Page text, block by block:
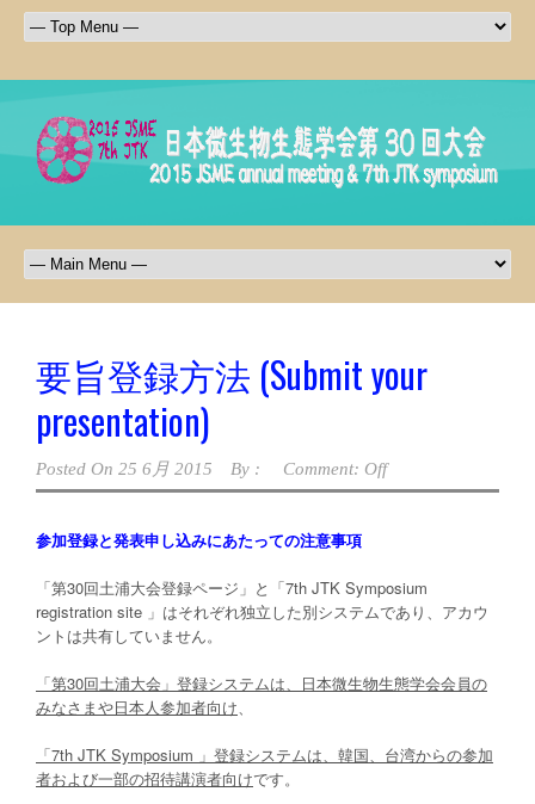
要旨登録方法 (Submit your
presentation)
Posted On 25 6月 2015 By : Comment: Off
参加登録と発表申し込みにあたっての注意事項
「第30回土浦大会登録ページ」と「7th JTK Symposium
registration site 」はそれぞれ独立した別システムであり、アカウ
ントは共有していません。
「第30回土浦大会」登録システムは、日本微生物生態学会会員の
みなさまや日本人参加者向け
「7th JTK Symposium 」登録システムは、韓国、台湾からの参加
者および一部の招待講演者向けです。